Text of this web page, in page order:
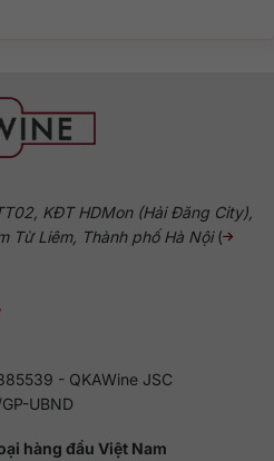
KĐT HDMon (Hải Đăng City),
Từ Liêm, Thành phố Hà Nội(
- QKAWine JSC
UBND
hàng đầu Việt Nam